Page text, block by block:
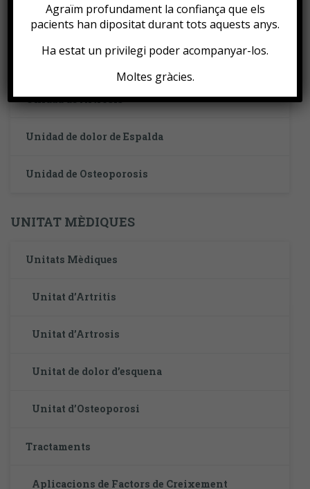
UNIDADES MÉDICAS
Unidad de Artritis
Unidad de Artrosis
Unidad de dolor de Espalda
Unidad de Osteoporosis
UNITAT MÈDIQUES
Unitats Mèdiques
Unitat d’Artritis
Unitat d’Artrosis
Unitat de dolor d’esquena
Unitat d’Osteoporosi
Tractaments
Aplicacions de Factors de Creixement
Agraïm profundament la confiança que els
pacients han dipositat durant tots aquests anys.
Ha estat un privilegi poder acompanyar-los.
Moltes gràcies.